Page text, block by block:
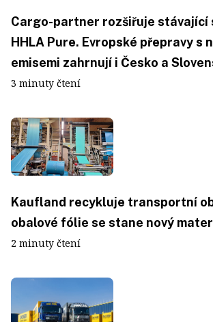
Cargo-partner rozšiřuje stávající
HHLA Pure. Evropské přepravy s
emisemi zahrnují i Česko a
3 minuty čtení
Kaufland recykluje transportní
obalové fólie se stane nový
2 minuty čtení